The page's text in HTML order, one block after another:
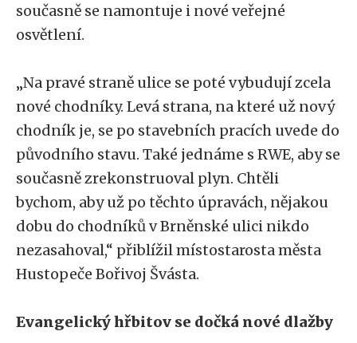
současně se namontuje i nové veřejné
osvětlení.
„Na pravé straně ulice se poté vybudují zcela
nové chodníky. Levá strana, na které už nový
chodník je, se po stavebních pracích uvede do
původního stavu. Také jednáme s RWE, aby se
současně zrekonstruoval plyn. Chtěli
bychom, aby už po těchto úpravách, nějakou
dobu do chodníků v Brněnské ulici nikdo
nezasahoval,“ přiblížil místostarosta města
Hustopeče Bořivoj Švásta.
Evangelický hřbitov se dočká nové dlažby